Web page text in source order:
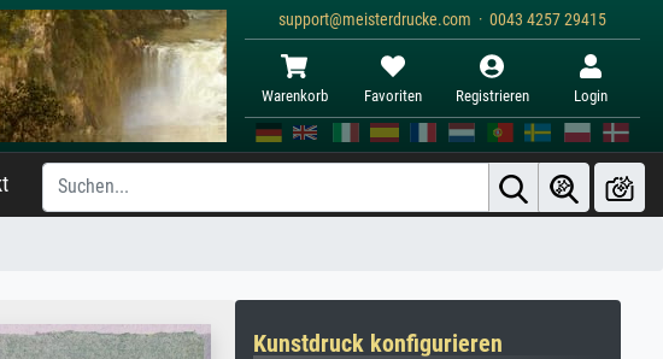
support@meisterdrucke.com · 0043 4257 29415
Warenkorb Favoriten Registrieren Login
Kunstdruck konfigurieren